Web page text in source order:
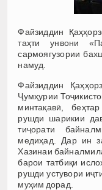
Файзиддин
таҳти унвони
сармоягузории
намуд.
Файзиддин
Ҷумҳурии
минтақавӣ,
рушди шарикии
тиҷорати
медиҳад. Дар ин
Хазинаи
барои татбиқи
рушди устувори
муҳим дорад.